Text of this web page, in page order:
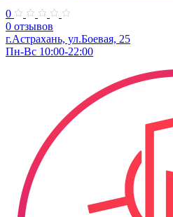
0
0 отзывов
г.Астрахань, ул.Боевая, 25
Пн-Вс 10:00-22:00